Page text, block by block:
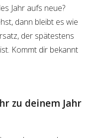
Jahr aufs neue?
dann bleibt es wie
der spätestens
Kommt dir bekannt
zu deinem Jahr